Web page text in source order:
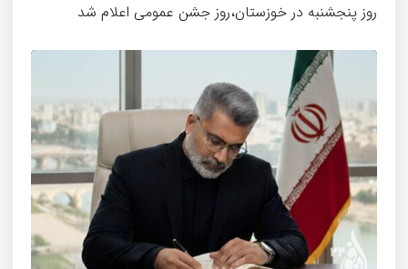
روز پنجشنبه در خوزستان،روز جشن عمومی اعلام شد